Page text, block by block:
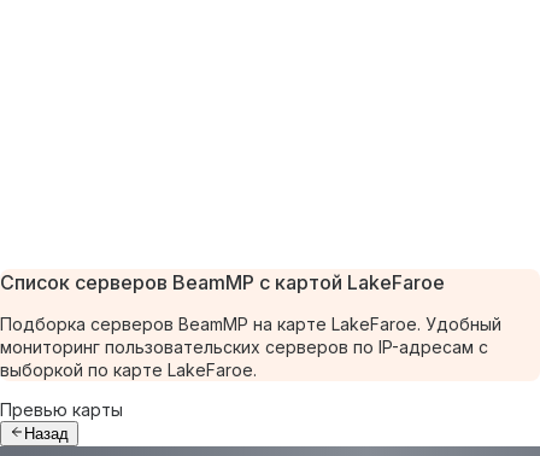
Список серверов BeamMP с картой LakeFaroe
Подборка серверов BeamMP на карте LakeFaroe. Удобный
мониторинг пользовательских серверов по IP-адресам с
выборкой по карте LakeFaroe.
Превью карты
Назад